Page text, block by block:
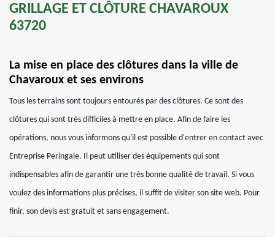
GRILLAGE ET CLÔTURE CHAVAROUX
63720
La mise en place des clôtures dans la ville de
Chavaroux et ses environs
Tous les terrains sont toujours entourés par des clôtures. Ce sont des
clôtures qui sont très difficiles à mettre en place. Afin de faire les
opérations, nous vous informons qu'il est possible d'entrer en contact avec
Entreprise Peringale. Il peut utiliser des équipements qui sont
indispensables afin de garantir une très bonne qualité de travail. Si vous
voulez des informations plus précises, il suffit de visiter son site web. Pour
finir, son devis est gratuit et sans engagement.